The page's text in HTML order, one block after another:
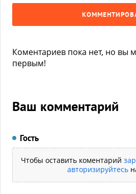
Коментариев пока нет, но вы
первым!
Ваш комментарий
Гость
Чтобы оставить коментарий
авторизируйтесь